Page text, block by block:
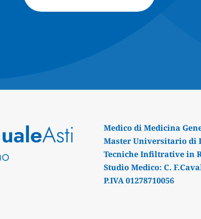
Medico di Medicina
Master Universitario di
Tecniche Infiltrative in
Studio Medico: C.
P.IVA 01278710056